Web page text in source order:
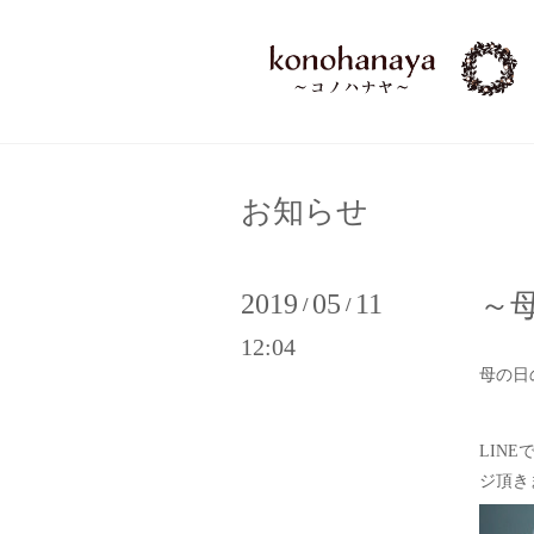
お知らせ
2019 / 05 / 11
12:04
～
母の日
LINE
ジ頂き